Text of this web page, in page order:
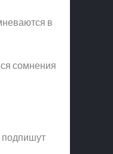
в
сомнения
подпишут